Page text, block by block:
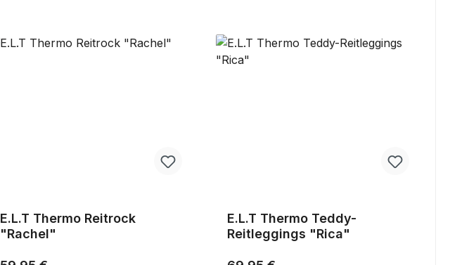
E.L.T Thermo Reitrock
"Rachel"
E.L.T Thermo Teddy-
Reitleggings "Rica"